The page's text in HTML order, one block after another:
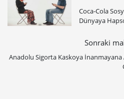
Coca-Cola
Dünyaya
Sonraki
Anadolu Sigorta Kaskoya